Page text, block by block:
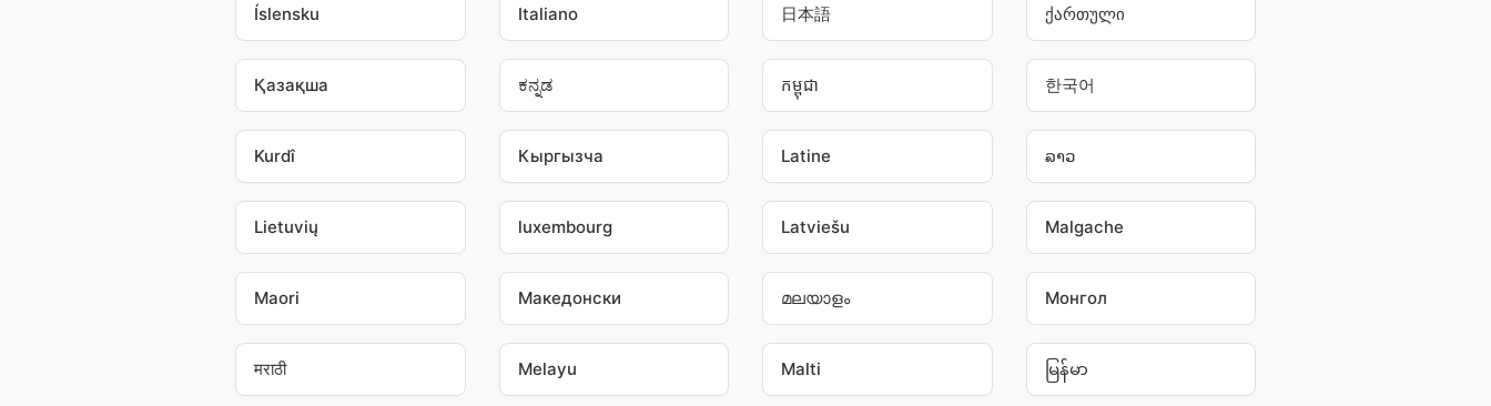
Íslensku Italiano 日本語 ქართული
Қазақша ಕನ್ನಡ កម្ពុជា 한국어
Kurdî Кыргызча Latine ລາວ
Lietuvių luxembourg Latviešu Malgache
Maori Македонски മലയാളം Монгол
मराठी Melayu Malti မြန်မာ